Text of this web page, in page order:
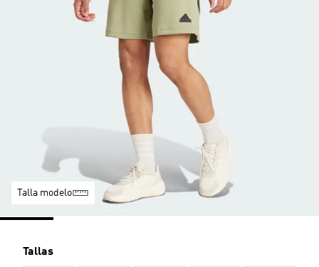
Talla modelo
Tallas